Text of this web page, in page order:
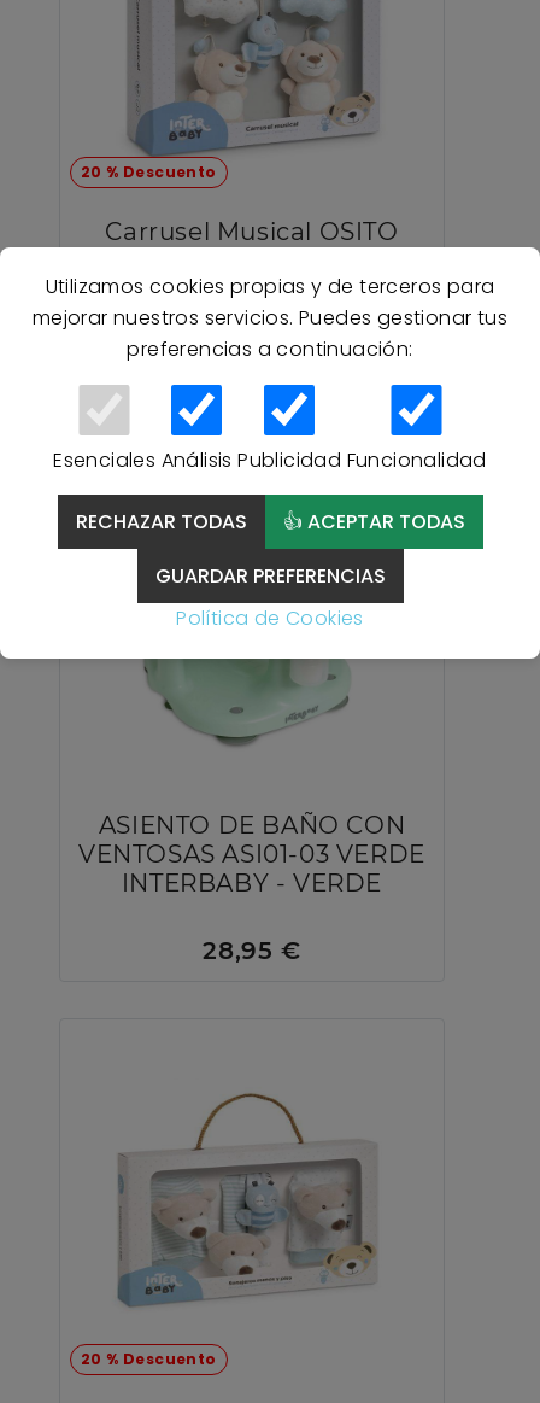
Utilizamos cookies propias y de terceros para
mejorar nuestros servicios. Puedes gestionar tus
preferencias a continuación:
Esenciales Análisis Publicidad Funcionalidad
RECHAZAR TODAS
👍 ACEPTAR TODAS
GUARDAR PREFERENCIAS
Política de Cookies
20 % Descuento
Carrusel Musical OSITO
19,96 €
24,95 €
ASIENTO DE BAÑO CON
VENTOSAS ASI01-03 VERDE
INTERBABY - VERDE
28,95 €
20 % Descuento